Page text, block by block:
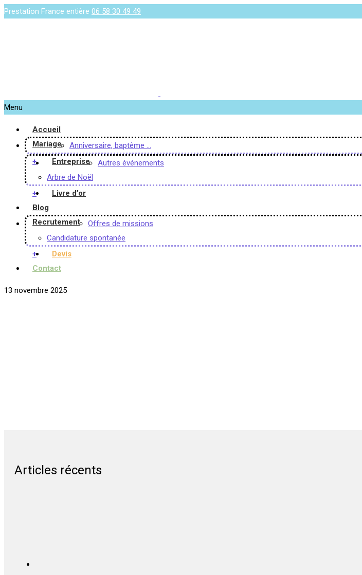
Prestation France entière 06 58 30 49 49
Menu
Accueil
Mariage
Anniversaire, baptême …
+
Entreprise
Autres événements
Arbre de Noël
+
Livre d’or
Blog
Recrutement
Offres de missions
Candidature spontanée
+
Devis
Contact
13 novembre 2025
Articles récents